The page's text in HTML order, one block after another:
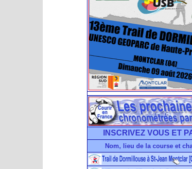
INSCRIVEZ VOUS ET
Nom, lieu de la course et